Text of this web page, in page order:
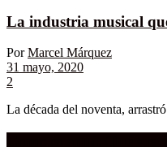
La industria musical
Por Marcel Márquez
31 mayo, 2020
2
La década del noventa,